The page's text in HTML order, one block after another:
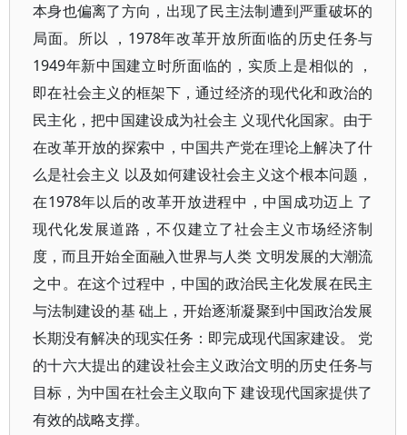
本身也偏离了方向，出现了民主法制遭到严重破坏的
局面。所以 ，1978年改革开放所面临的历史任务与
1949年新中国建立时所面临的，实质上是相似的 ，
即在社会主义的框架下，通过经济的现代化和政治的
民主化，把中国建设成为社会主 义现代化国家。由于
在改革开放的探索中，中国共产党在理论上解决了什
么是社会主义 以及如何建设社会主义这个根本问题，
在1978年以后的改革开放进程中，中国成功迈上 了
现代化发展道路，不仅建立了社会主义市场经济制
度，而且开始全面融入世界与人类 文明发展的大潮流
之中。在这个过程中，中国的政治民主化发展在民主
与法制建设的基 础上，开始逐渐凝聚到中国政治发展
长期没有解决的现实任务：即完成现代国家建设。 党
的十六大提出的建设社会主义政治文明的历史任务与
目标，为中国在社会主义取向下 建设现代国家提供了
有效的战略支撑。